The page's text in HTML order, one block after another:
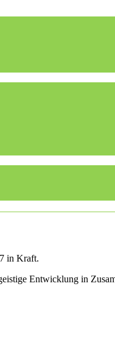
in Kraft.
Entwicklung in